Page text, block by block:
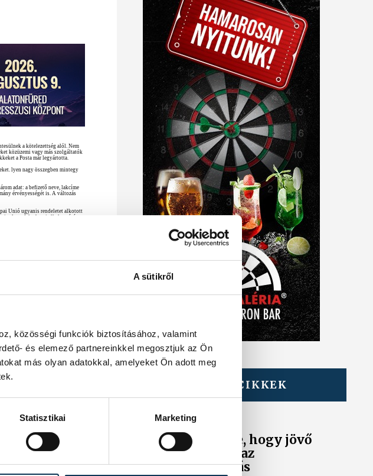
A sütikről
közösségi funkciók biztosításához, valamint
és elemező partnereinkkel megosztjuk az Ön
más olyan adatokkal, amelyeket Ön adott meg
Statisztikai Marketing
a kötelezettség alól. Nem
közüzemi vagy más szolgáltatók
a Posta már legyártotta.
lyen nagy összegben mintegy
adat: a befizető neve, lakcíme
érvényességét is. A változás
Unió ugyanis rendeletet alkotott
A rendelet hazai alkalmazását
TOVÁBBI CIKKEK
A Tisza-frakció
kezdeményezte, hogy jövő
kedden legyen az
államfőválasztás